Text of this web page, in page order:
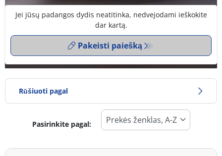
Jei jūsų padangos dydis neatitinka, nedvejodami ieškokite
dar kartą.
Pakeisti paiešką
Rūšiuoti pagal
Padangos tipas
Visi tipai (5)
Pasirinkite pagal: